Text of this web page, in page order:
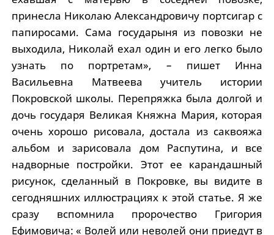
принесла Николаю Александровичу портсигар с
папиросами. Сама государыня из повозки не
выходила, Николай ехал один и его легко было
узнать по портретам», – пишет Инна
Васильевна Матвеева учитель истории
Покровской школы. Перепряжка была долгой и
дочь государя Великая Княжна Мария, которая
очень хорошо рисовала, достала из саквояжа
альбом и зарисовала дом Распутина, и все
надворные постройки. Этот ее карандашный
рисунок, сделанный в Покровке, вы видите в
сегодняшних иллюстрациях к этой статье. Я же
сразу вспомнила пророчество Григория
Ефимовича: « Волей или неволей они приедут в